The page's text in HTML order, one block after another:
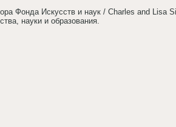
Фонда Искусств и наук / Charles and Lisa
науки и образования.